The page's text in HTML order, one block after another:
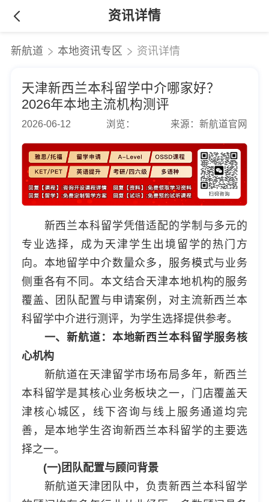
资讯详情
新航道 本地资讯专区 资讯详情
天津新西兰本科留学中介哪家好？
2026年本地主流机构测评
2026-06-12 浏览： 来源：新航道官网
新西兰本科留学凭借适配的学制与多元的
专业选择，成为天津学生出境留学的热门方
向。本地留学中介数量众多，服务模式与业务
侧重各有不同。本文结合天津本地机构的服务
覆盖、团队配置与申请案例，对主流新西兰本
科留学中介进行测评，为学生选择提供参考。
一、新航道：本地新西兰本科留学服务核
心机构
新航道在天津留学市场布局多年，新西兰
本科留学是其核心业务板块之一，门店覆盖天
津核心城区，线下咨询与线上服务通道均完
善，是本地学生咨询新西兰本科留学的主要选
择之一。
(一)团队配置与顾问背景
新航道天津团队中，负责新西兰本科留学